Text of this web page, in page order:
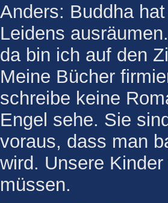
Anders: Buddha
Leidens
da bin ich auf den
Meine Bücher
schreibe keine
Engel sehe. Sie
voraus, dass man
wird. Unsere
müssen.